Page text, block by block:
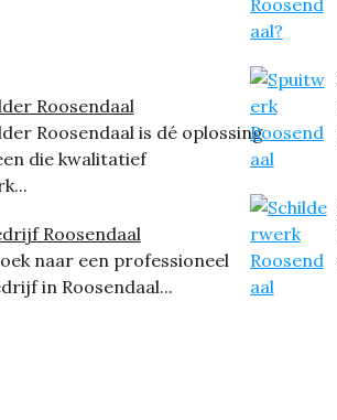
Roosendaal
Roosendaal is dé oplossing
die kwalitatief
Roosendaal
naar een professioneel
in Roosendaal...